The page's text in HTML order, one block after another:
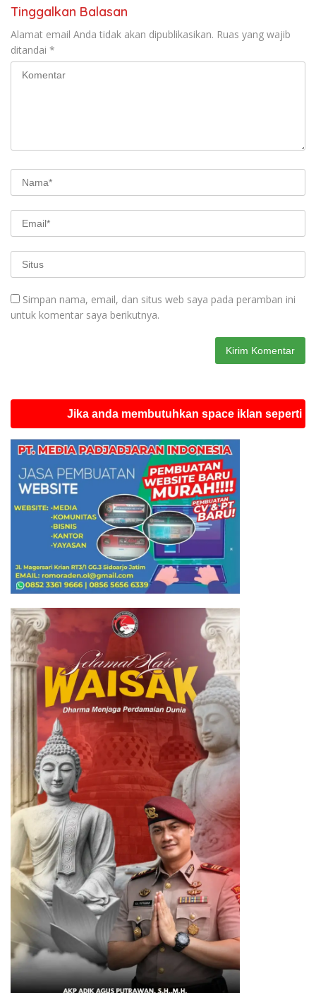
Tinggalkan Balasan
Alamat email Anda tidak akan dipublikasikan. Ruas yang wajib
ditandai *
Simpan nama, email, dan situs web saya pada peramban ini
untuk komentar saya berikutnya.
Jika anda membutuhkan space iklan seperti ini